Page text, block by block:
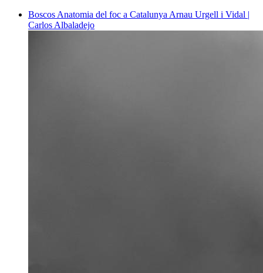
Boscos Anatomia del foc a Catalunya Arnau Urgell i Vidal |
Carlos Albaladejo